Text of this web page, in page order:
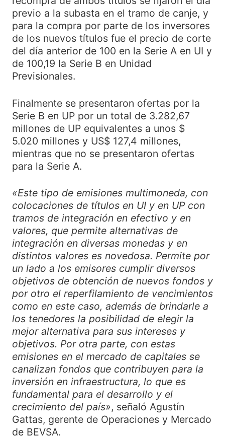
previo a la subasta en el tramo de canje, y
para la compra por parte de los inversores
de los nuevos títulos fue el precio de corte
del día anterior de 100 en la Serie A en UI y
de 100,19 la Serie B en Unidad
Previsionales.
Finalmente se presentaron ofertas por la
Serie B en UP por un total de 3.282,67
millones de UP equivalentes a unos $
5.020 millones y US$ 127,4 millones,
mientras que no se presentaron ofertas
para la Serie A.
«Este tipo de emisiones multimoneda, con
colocaciones de títulos en UI y en UP con
tramos de integración en efectivo y en
valores, que permite alternativas de
integración en diversas monedas y en
distintos valores es novedosa. Permite por
un lado a los emisores cumplir diversos
objetivos de obtención de nuevos fondos y
por otro el reperfilamiento de vencimientos
como en este caso, además de brindarle a
los tenedores la posibilidad de elegir la
mejor alternativa para sus intereses y
objetivos. Por otra parte, con estas
emisiones en el mercado de capitales se
canalizan fondos que contribuyen para la
inversión en infraestructura, lo que es
fundamental para el desarrollo y el
crecimiento del país», señaló Agustín
Gattas, gerente de Operaciones y Mercado
de BEVSA.